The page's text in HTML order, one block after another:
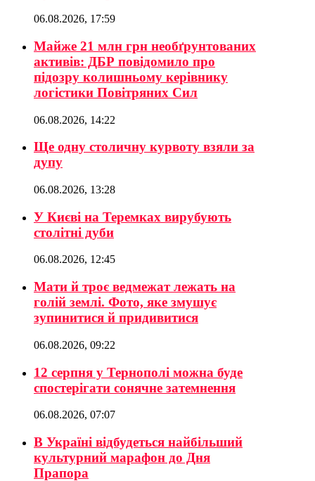
06.08.2026, 17:59
Майже 21 млн грн необґрунтованих
активів: ДБР повідомило про
підозру колишньому керівнику
логістики Повітряних Сил
06.08.2026, 14:22
Ще одну столичну курвоту взяли за
дупу
06.08.2026, 13:28
У Києві на Теремках вирубують
столітні дуби
06.08.2026, 12:45
Мати й троє ведмежат лежать на
голій землі. Фото, яке змушує
зупинитися й придивитися
06.08.2026, 09:22
12 серпня у Тернополі можна буде
спостерігати сонячне затемнення
06.08.2026, 07:07
В Україні відбудеться найбільший
культурний марафон до Дня
Прапора